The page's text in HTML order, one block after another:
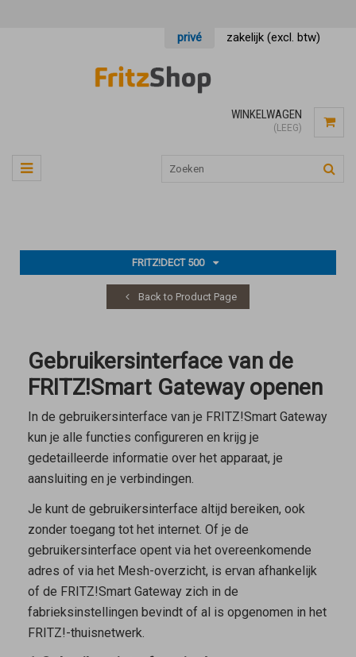
privé zakelijk (excl. btw)
WINKELWAGEN
(LEEG)
FRITZ!DECT 500
Back to Product Page
Gebruikersinterface van de
FRITZ!Smart Gateway openen
In de gebruikersinterface van je FRITZ!Smart Gateway
kun je alle functies configureren en krijg je
gedetailleerde informatie over het apparaat, je
aansluiting en je verbindingen.
Je kunt de gebruikersinterface altijd bereiken, ook
zonder toegang tot het internet. Of je de
gebruikersinterface opent via het overeenkomende
adres of via het Mesh-overzicht, is ervan afhankelijk
of de FRITZ!Smart Gateway zich in de
fabrieksinstellingen bevindt of al is opgenomen in het
FRITZ!-thuisnetwerk.